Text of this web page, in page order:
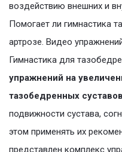
воздействию внешних и
Помогает ли гимнастика
артрозе. Видео
Гимнастика для
упражнений на
тазобедренных суставов
подвижности сустава,
этом применять их
представлен комплекс